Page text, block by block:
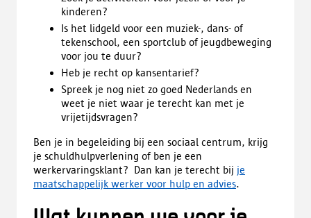
kinderen?
Is het lidgeld voor een muziek-, dans- of
tekenschool, een sportclub of jeugdbeweging
voor jou te duur?
Heb je recht op kansentarief?
Spreek je nog niet zo goed Nederlands en
weet je niet waar je terecht kan met je
vrijetijdsvragen?
Ben je in begeleiding bij een sociaal centrum, krijg
je schuldhulpverlening of ben je een
werkervaringsklant? Dan kan je terecht bij je
maatschappelijk werker voor hulp en advies.